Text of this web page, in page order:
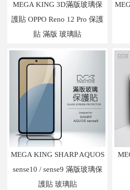
MEGA KING 3D滿版玻璃保
護貼 OPPO Reno 12 Pro 保護
貼 滿版 玻璃貼
MEGA KING SHARP AQUOS
sense10 / sense9 滿版玻璃保
護貼 玻璃貼